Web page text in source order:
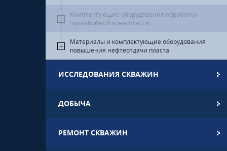
Комплектующие оборудования обработки
призабойной зоны пласта
Материалы и комплектующие оборудования
повышения нефтеотдачи пласта
ИССЛЕДОВАНИЯ СКВАЖИН
ДОБЫЧА
РЕМОНТ СКВАЖИН